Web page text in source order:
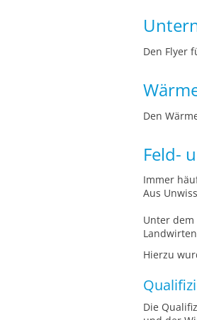
Den Flyer
Den
Feld-
Immer
Aus
Unter
Hierzu
Die